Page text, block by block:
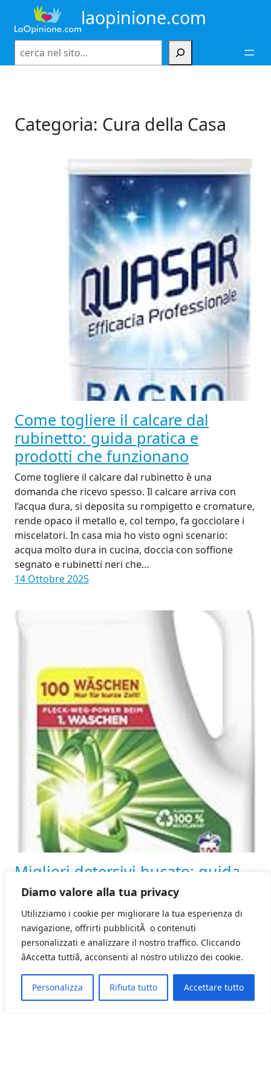
Diamo valore alla tua privacy
Utilizziamo i cookie per migliorare la tua esperienza di
navigazione, offrirti pubblicitÃ o contenuti
personalizzati e analizzare il nostro traffico. Cliccando
âAccetta tuttiâ, acconsenti al nostro utilizzo dei cookie.
Personalizza Rifiuta tutto Accettare tutto
contenuto
laopinione.com
Categoria: Cura della Casa
Come togliere il calcare dal
rubinetto: guida pratica e
prodotti che funzionano
Come togliere il calcare dal rubinetto è una
domanda che ricevo spesso. Il calcare arriva con
l’acqua dura, si deposita su rompigetto e cromature,
rende opaco il metallo e, col tempo, fa gocciolare i
miscelatori. In casa mia ho visto ogni scenario:
acqua molto dura in cucina, doccia con soffione
segnato e rubinetti neri che…
14 Ottobre 2025
Migliori detersivi bucato: guida
pratica e test sul campo
Migliori detersivi bucato è una ricerca che faccio
ogni anno, perché tra macchie di sugo, calzini da
palestra e camicie delicate non esiste un prodotto
unico che vada bene per tutti. In casa lavo a 30–40 °C
nascono le differenze fra liquidi, capsule e formule
eco.…